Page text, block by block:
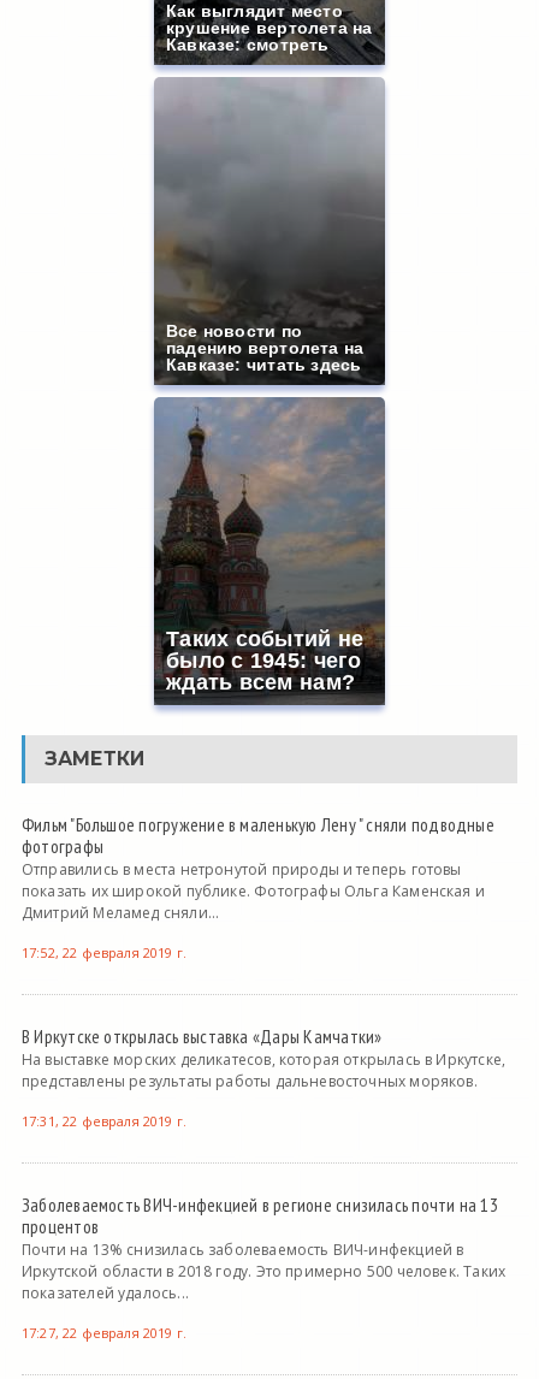
Как выглядит место
крушение вертолета на
Кавказе: смотреть
Все новости по
падению вертолета на
Кавказе: читать здесь
Таких событий не
было с 1945: чего
ждать всем нам?
ЗАМЕТКИ
Фильм "Большое погружение в маленькую Лену " сняли подводные
фотографы
Отправились в места нетронутой природы и теперь готовы
показать их широкой публике. Фотографы Ольга Каменская и
Дмитрий Меламед сняли...
17:52, 22 февраля 2019 г.
В Иркутске открылась выставка «Дары Камчатки»
На выставке морских деликатесов, которая открылась в Иркутске,
представлены результаты работы дальневосточных моряков.
17:31, 22 февраля 2019 г.
Заболеваемость ВИЧ-инфекцией в регионе снизилась почти на 13
процентов
Почти на 13% снизилась заболеваемость ВИЧ-инфекцией в
Иркутской области в 2018 году. Это примерно 500 человек. Таких
показателей удалось...
17:27, 22 февраля 2019 г.